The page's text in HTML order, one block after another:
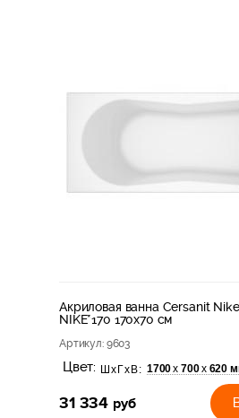
Акриловая ванна Cersanit
NIKE*170 170x70 см
Артикул: 9603
Цвет: ШхГхВ: 1700х 700х 620
31 334 руб